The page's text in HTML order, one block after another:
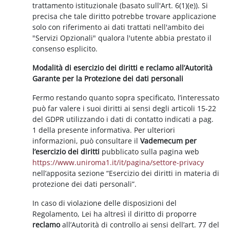
trattamento istituzionale (basato sull'Art. 6(1)(e)). Si
precisa che tale diritto potrebbe trovare applicazione
solo con riferimento ai dati trattati nell'ambito dei
"Servizi Opzionali" qualora l'utente abbia prestato il
consenso esplicito.
Modalità di esercizio dei diritti e reclamo all’Autorità
Garante per la Protezione dei dati personali
Fermo restando quanto sopra specificato, l’interessato
può far valere i suoi diritti ai sensi degli articoli 15-22
del GDPR utilizzando i dati di contatto indicati a pag.
1 della presente informativa. Per ulteriori
informazioni, può consultare ilVademecum per
l’esercizio dei diritti pubblicato sulla pagina web
https://www.uniroma1.it/it/pagina/settore-privacy
nell’apposita sezione “Esercizio dei diritti in materia di
protezione dei dati personali”.
In caso di violazione delle disposizioni del
Regolamento, Lei ha altresì il diritto di proporre
reclamoall’Autorità di controllo ai sensi dell’art. 77 del